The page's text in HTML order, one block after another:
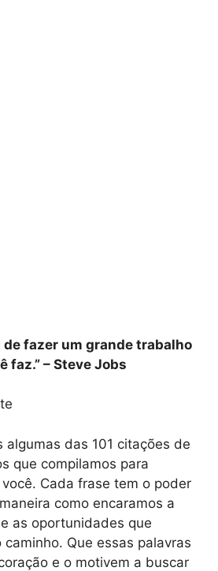
de fazer um grande trabalho
faz.” – Steve Jobs
algumas das 101 citações de
que compilamos para
Cada frase tem o poder
como encaramos a
as oportunidades que
caminho. Que essas palavras
e o motivem a buscar